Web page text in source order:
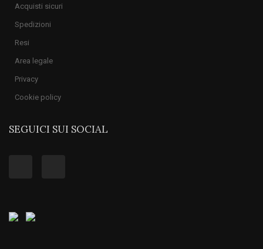
Acquisti sicuri
Spedizioni
Resi
Area legale
Privacy
Cookie policy
SEGUICI SUI SOCIAL